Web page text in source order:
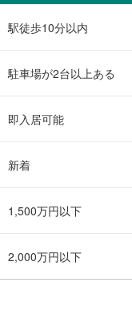
駅徒歩10分以内
駐車場が2台以上ある
即入居可能
新着
1,500万円以下
2,000万円以下